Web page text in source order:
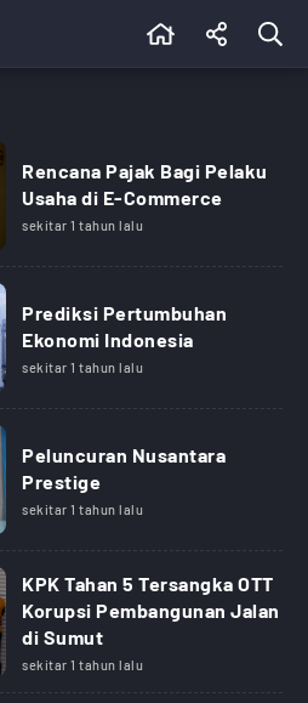
Rencana Pajak Bagi Pelaku
Usaha di E-Commerce
sekitar 1 tahun lalu
Prediksi Pertumbuhan
Ekonomi Indonesia
sekitar 1 tahun lalu
Peluncuran Nusantara
Prestige
sekitar 1 tahun lalu
KPK Tahan 5 Tersangka OTT
Korupsi Pembangunan Jalan
di Sumut
sekitar 1 tahun lalu